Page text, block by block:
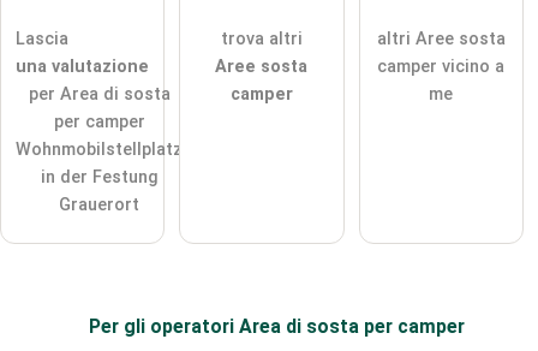
Lascia
una valutazione
per Area di sosta
per camper
Wohnmobilstellplatz
in der Festung
Grauerort
trova altri
Aree sosta
camper
altri Aree sosta
camper vicino a
me
Per gli operatoriArea di sosta per camper